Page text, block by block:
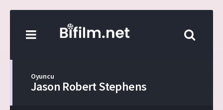
Oyuncu
Jason Robert Stephens